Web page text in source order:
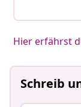
Hier erfährst
Schreib